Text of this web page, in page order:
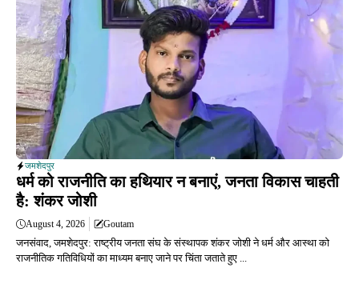
जमशेदपुर
धर्म को राजनीति का हथियार न बनाएं, जनता विकास चाहती
है: शंकर जोशी
August 4, 2026 Goutam
जनसंवाद, जमशेदपुर: राष्ट्रीय जनता संघ के संस्थापक शंकर जोशी ने धर्म और आस्था को
राजनीतिक गतिविधियों का माध्यम बनाए जाने पर चिंता जताते हुए ...